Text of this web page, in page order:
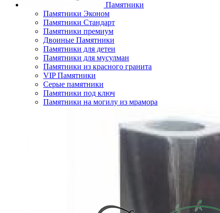
Памятники
Памятники Эконом
Памятники Стандарт
Памятники премиум
Двоиные Памятники
Памятники для детеи
Памятники для мусулман
Памятники из красного гранита
VIP Памятники
Серые памятники
Памятники под ключ
Памятники на могилу из мрамора